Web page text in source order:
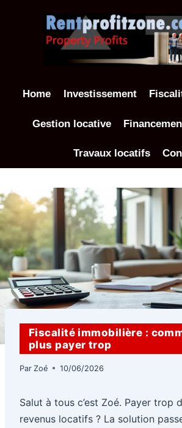
Home Investissement
Gestion locative
Travaux locatifs
Fiscalité immobilière :
plus payer trop
Par Zoé 10/06/2026
Salut à tous c’est Zoé. Payer trop
revenus locatifs ? La solution